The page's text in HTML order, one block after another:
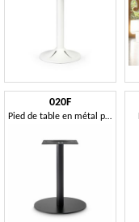
020F
Pied de table en métal pratique